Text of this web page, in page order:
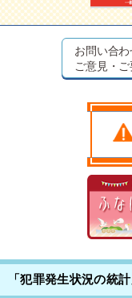
お問い合
ご意見・
「犯罪発生状況の統